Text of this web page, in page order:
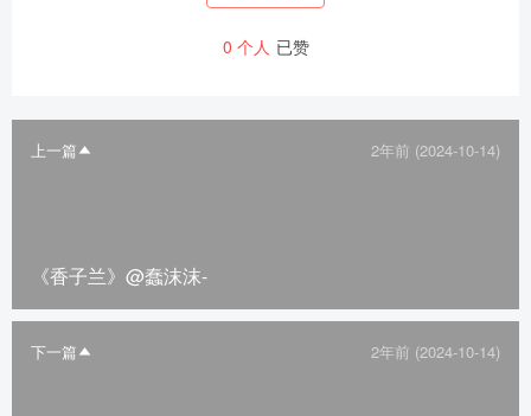
0 个人 已赞
上一篇 2年前 (2024-10-14)
《香子兰》@蠢沫沫-
下一篇 2年前 (2024-10-14)